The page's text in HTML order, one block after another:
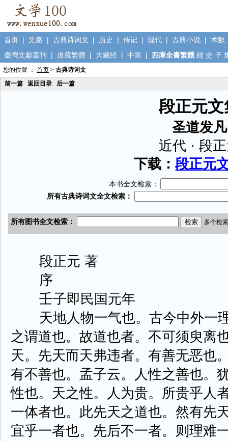
首页 | 先秦 | 古典诗词文 | 历史 | 传记 | 现代 | 古典小说 | 术数
臺灣文獻叢刊
| 道藏繁體 | 大藏经 | 中医 | 四庫全書繁體 經 史 子
您的位置 ： 首页 > 古典诗词文
前一篇
返回目录 后一篇
段正元文
圣道发凡
近代 · 段
下载：段正元
本书全文检索：
段正元 著
序
壬子即民国元年
天地人物一气也。古今中外一
之谓道也。故道也者。不可须臾离
天。先天而天弗违者。有善无恶也
有不善也。孟子云。人性之善也。
性也。天之性。人为贵。所贵乎人
一体者也。此先天之道也。然有先
宜乎一者也。先后不一者。则理难